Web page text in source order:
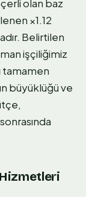
olan baz
×1.12
Belirtilen
işçiliğimiz
tamamen
büyüklüğü ve